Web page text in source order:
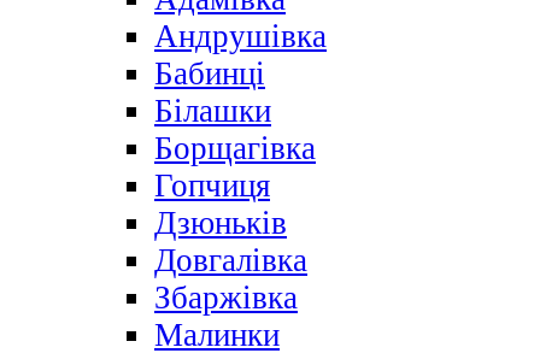
Андрушівка
Бабинці
Білашки
Борщагівка
Гопчиця
Дзюньків
Довгалівка
Збаржівка
Малинки